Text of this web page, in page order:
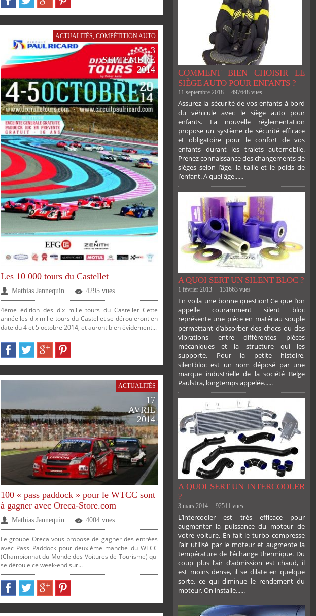
SUR
PARTAGERPARTAGERPARTAGERPARTAGER
PARTAGERPARTAGER
ACTUALITÉS, COMPÉTITION AUTO
3
SEPTEMBRE
2014
Les 10 000 tours du Castellet
Mathias Jannequin 4295 vues
4éme édition des dix mille tours du Castellet Cette
année les dix mille tours du Castellet se dérouleront en
date du 4 et 5 octobre 2014, et auront bien évidement...
PARTAGERPARTAGERPARTAGERPARTAGER
ACTUALITÉS
17
AVRIL
2014
100 « pass paddock » pour le WTCC sont
à gagner avec Oreca-Store.com
Mathias Jannequin 4004 vues
Le groupe Oreca vous propose de gagner des entrées
avec Pass Paddock pour deuxième manche du WTCC
(Championnat du Monde des Voitures de Tourisme) qui
se déroule ce week-end sur...
COMMENT BIEN CHOISIR LE
SIÈGE AUTO POUR ENFANTS ?
11 septembre 2018 497648 vues
Assurez la sécurité de vos enfants à bord
du véhicule avec le siège auto pour
enfants. La nouvelle réglementation
propose un système de sécurité efficace
et obligatoire pour le confort de vos
enfants durant les trajets automobile.
Prenez connaissance des changements de
sièges selon l’âge, la taille et le poids de
l’enfant. A quel âge......
A QUOI SERT UN SILENT BLOC ?
1 février 2013 131663 vues
En voila une bonne question! Ce que l’on
appelle couramment silent bloc
représente une pièce en matériau souple
permettant d’absorber des chocs ou des
vibrations entre différentes pièces
mécaniques et la structure qui les
supporte. Pour la petite histoire,
silentbloc est un nom déposé par une
marque industrielle de la société Belge
Paulstra, longtemps appelée......
A QUOI SERT UN INTERCOOLER
?
3 mars 2014 92511 vues
L’intercooler est très efficace pour
augmenter la puissance du moteur de
votre voiture. En fait le turbo compresse
l’air utilisé par le moteur et augmente la
température de l’échange thermique. Du
coup plus l’air d’admission est chaud, il
est moins dense, il se dilate en quelque
sorte, ce qui diminue le rendement du
moteur. On installe......